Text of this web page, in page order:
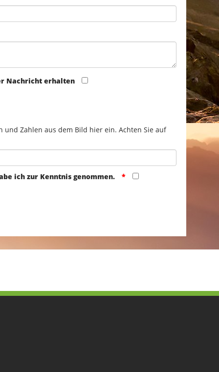
Nachricht erhalten
und Zahlen aus dem Bild hier ein. Achten Sie auf
ich zur Kenntnis genommen.